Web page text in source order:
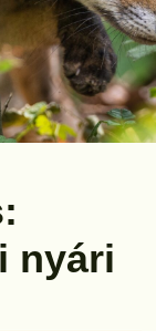
nyári